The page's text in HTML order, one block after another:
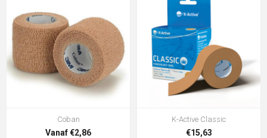
Coban
Vanaf €2,86
K-Active Classic
€15,63